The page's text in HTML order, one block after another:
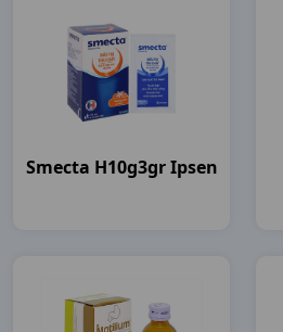
Smecta H10g3gr Ipsen